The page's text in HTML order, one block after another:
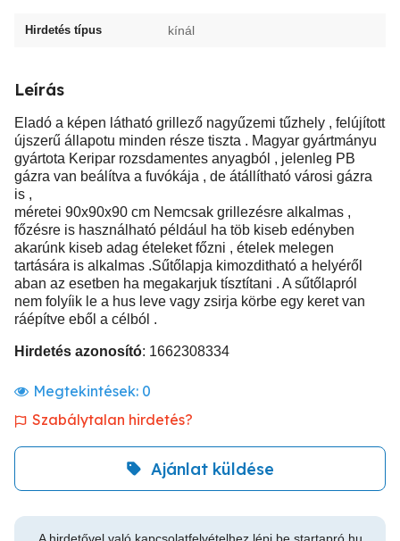
Hirdetés típus kínál
Leírás
Eladó a képen látható grillező nagyűzemi tűzhely , felújított
újszerű állapotu minden része tiszta . Magyar gyártmányu
gyártota Keripar rozsdamentes anyagból , jelenleg PB
gázra van beálítva a fuvókája , de átállítható városi gázra
is ,
méretei 90x90x90 cm Nemcsak grillezésre alkalmas ,
főzésre is használható például ha töb kiseb edényben
akarúnk kiseb adag ételeket főzni , ételek melegen
tartására is alkalmas .Sűtőlapja kimozditható a helyéről
aban az esetben ha megakarjuk tísztítani . A sűtőlapról
nem folyíik le a hus leve vagy zsirja körbe egy keret van
ráépítve eből a célból .
Hirdetés azonosító: 1662308334
Megtekintések: 0
Szabálytalan hirdetés?
Ajánlat küldése